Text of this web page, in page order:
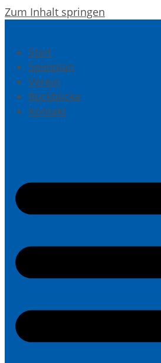
Zum Inhalt springen
Start
Spielplan
Verein
Rückblicke
Kontakt